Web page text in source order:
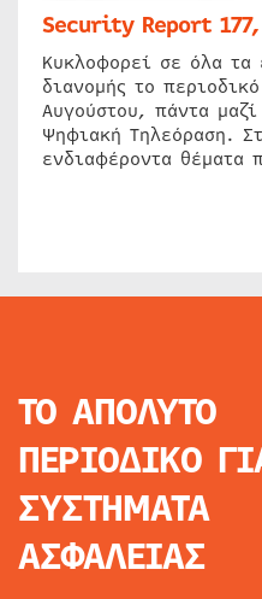
Security Report 177,
Κυκλοφορεί σε όλα τα
διανομής το
Αυγούστου, πάντα
Ψηφιακή Τηλεόραση.
ενδιαφέροντα θέματα
ΤΟ ΑΠΟΛΥΤΟ
ΠΕΡΙΟΔΙΚΟ
ΣΥΣΤΗΜΑΤΑ
ΑΣΦΑΛΕΙΑΣ